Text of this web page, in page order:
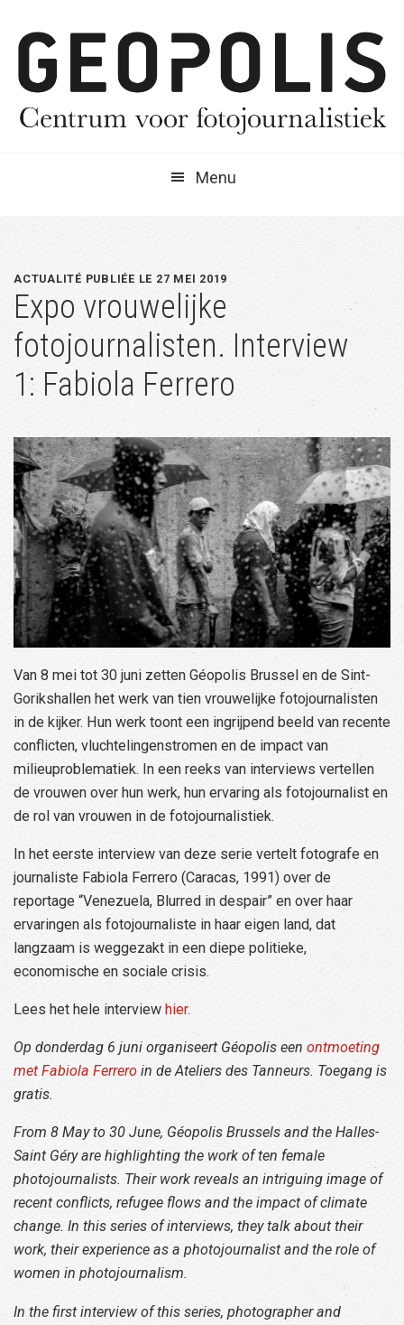
naar
hoofdnavigatie
naar
hoofd
inhoud
naar
eerste
sidebar
Menu
ACTUALITÉ PUBLIÉE LE 27 MEI 2019
Expo vrouwelijke
fotojournalisten. Interview
1: Fabiola Ferrero
Van 8 mei tot 30 juni zetten Géopolis Brussel en de Sint-
Gorikshallen het werk van tien vrouwelijke fotojournalisten
in de kijker. Hun werk toont een ingrijpend beeld van recente
conflicten, vluchtelingenstromen en de impact van
milieuproblematiek. In een reeks van interviews vertellen
de vrouwen over hun werk, hun ervaring als fotojournalist en
de rol van vrouwen in de fotojournalistiek.
In het eerste interview van deze serie vertelt fotografe en
journaliste Fabiola Ferrero (Caracas, 1991) over de
reportage “Venezuela, Blurred in despair” en over haar
ervaringen als fotojournaliste in haar eigen land, dat
langzaam is weggezakt in een diepe politieke,
economische en sociale crisis.
Lees het hele interview hier.
Op donderdag 6 juni organiseert Géopolis een ontmoeting
met Fabiola Ferrero in de Ateliers des Tanneurs. Toegang is
gratis.
From 8 May to 30 June, Géopolis Brussels and the Halles-
Saint Géry are highlighting the work of ten female
photojournalists. Their work reveals an intriguing image of
recent conflicts, refugee flows and the impact of climate
change. In this series of interviews, they talk about their
work, their experience as a photojournalist and the role of
women in photojournalism.
In the first interview of this series, photographer and